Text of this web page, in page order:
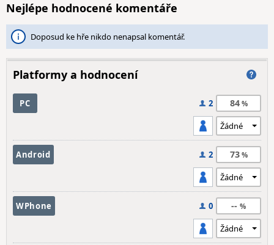
Nejlépe hodnocené komentáře
Doposud ke hře nikdo nenapsal komentář.
Platformy a hodnocení
PC 2 84
Android 2 73
WPhone 0 --